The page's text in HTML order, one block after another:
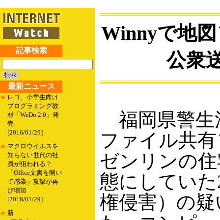
記事検索
最新ニュース
■ レゴ、小学生向け
プログラミング教
材「WeDo 2.0」発
売
[2016/01/29]
■ マクロウイルスを
知らない世代の社
員が狙われる？
「Office文書を開い
て感染」攻撃が再
び増加
[2016/01/29]
■ 新
Winnyで地
公衆
福岡県警生
ファイル共
ゼンリンの
態にしてい
権侵害）の